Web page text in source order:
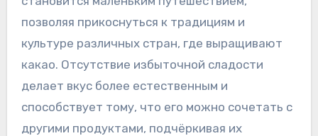
позволяя прикоснуться к традициям и
культуре различных стран‚ где выращивают
какао. Отсутствие избыточной сладости
делает вкус более естественным и
способствует тому‚ что его можно сочетать с
другими продуктами‚ подчёркивая их